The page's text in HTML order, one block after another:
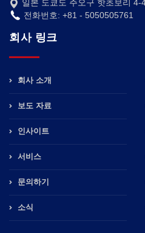
일본 도쿄도 주오구 핫초보리
전화번호: +81 - 5050505761
회사 링크
회사 소개
보도 자료
인사이트
서비스
문의하기
소식